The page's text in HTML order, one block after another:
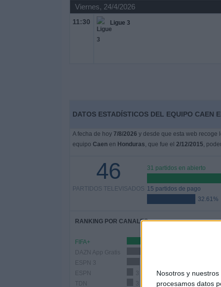
Nosotros y nuestros
procesamos datos
Viernes, 24/4/2026
11:30 Ligue 3
DATOS ESTADÍSTICOS DEL EQUIPO CAEN
A fecha de hoy 7/8/2026 y desde que esta web recoge
equipo Caenen Honduras, que fue el 2/12/2015,
46
PARTIDOS TELEVISADOS
31 partidos en abierto
15 partidos de pago
32.61%
RANKING POR CANALES
FIFA+
DAZN App Gratis
ESPN 3
ESPN
3 (6.52%)
TDN
3 (6.52%)